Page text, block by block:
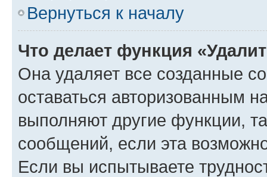
Вернуться к началу
Что делает функция
Она удаляет все созданные
оставаться авторизованным
выполняют другие функции,
сообщений, если эта
Если вы испытываете